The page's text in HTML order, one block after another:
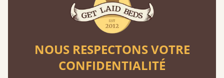
Qui vous a fait croire que les lattes souples
étaient mieux ? Nous vous expliquons
NOUS RESPECTONS VOTRE
CONFIDENTIALITÉ